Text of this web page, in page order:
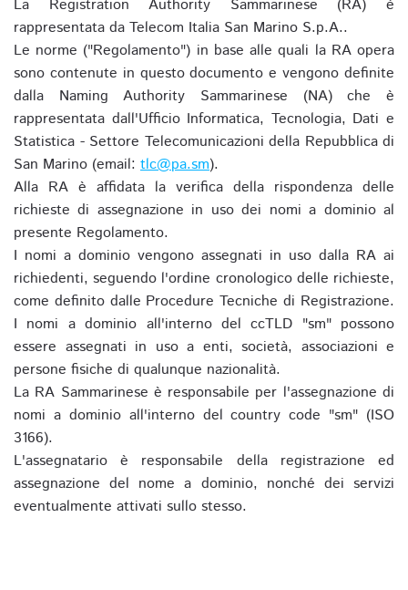
La Registration Authority Sammarinese (RA) è
rappresentata da Telecom Italia San Marino S.p.A..
Le norme ("Regolamento") in base alle quali la RA opera
sono contenute in questo documento e vengono definite
dalla Naming Authority Sammarinese (NA) che è
rappresentata dall'Ufficio Informatica, Tecnologia, Dati e
Statistica - Settore Telecomunicazioni della Repubblica di
San Marino (email: tlc@pa.sm).
Alla RA è affidata la verifica della rispondenza delle
richieste di assegnazione in uso dei nomi a dominio al
presente Regolamento.
I nomi a dominio vengono assegnati in uso dalla RA ai
richiedenti, seguendo l'ordine cronologico delle richieste,
come definito dalle Procedure Tecniche di Registrazione.
I nomi a dominio all'interno del ccTLD "sm" possono
essere assegnati in uso a enti, società, associazioni e
persone fisiche di qualunque nazionalità.
La RA Sammarinese è responsabile per l'assegnazione di
nomi a dominio all'interno del country code "sm" (ISO
3166).
L'assegnatario è responsabile della registrazione ed
assegnazione del nome a dominio, nonché dei servizi
eventualmente attivati sullo stesso.